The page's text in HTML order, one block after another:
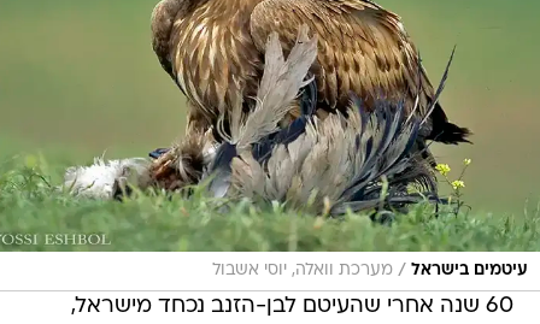
עיטמים בישראל / מערכת וואלה, יוסי אשבול
60 שנה אחרי שהעיטם לבן-הזנב נכחד מישראל,